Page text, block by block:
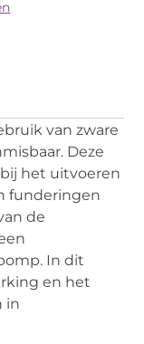
van zware
Deze
het uitvoeren
funderingen
de
In dit
en het
in